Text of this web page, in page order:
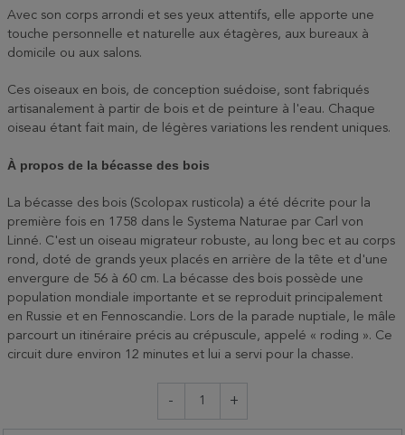
Avec son corps arrondi et ses yeux attentifs, elle apporte une
touche personnelle et naturelle aux étagères, aux bureaux à
domicile ou aux salons.
Ces oiseaux en bois, de conception suédoise, sont fabriqués
artisanalement à partir de bois et de peinture à l'eau. Chaque
oiseau étant fait main, de légères variations les rendent uniques.
À propos de la bécasse des bois
La bécasse des bois (Scolopax rusticola) a été décrite pour la
première fois en 1758 dans le Systema Naturae par Carl von
Linné. C'est un oiseau migrateur robuste, au long bec et au corps
rond, doté de grands yeux placés en arrière de la tête et d'une
envergure de 56 à 60 cm. La bécasse des bois possède une
population mondiale importante et se reproduit principalement
en Russie et en Fennoscandie. Lors de la parade nuptiale, le mâle
parcourt un itinéraire précis au crépuscule, appelé « roding ». Ce
circuit dure environ 12 minutes et lui a servi pour la chasse.
- +